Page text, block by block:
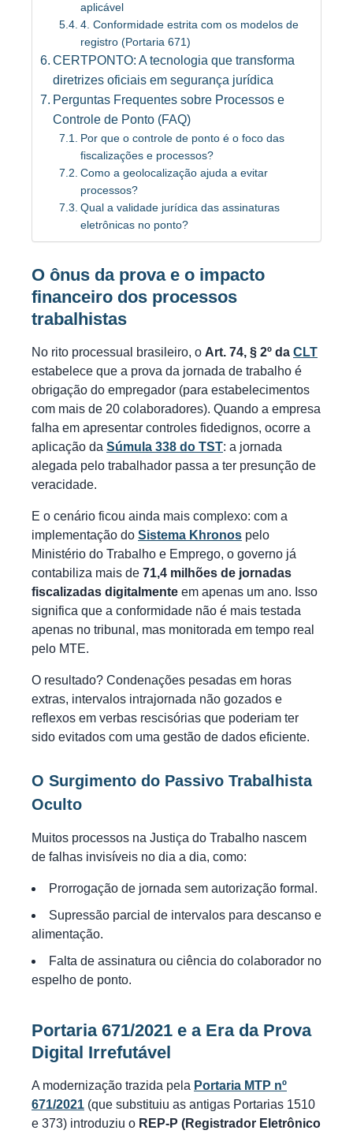
aplicável
4. Conformidade estrita com os modelos de
registro (Portaria 671)
CERTPONTO: A tecnologia que transforma
diretrizes oficiais em segurança jurídica
Perguntas Frequentes sobre Processos e
Controle de Ponto (FAQ)
Por que o controle de ponto é o foco das
fiscalizações e processos?
Como a geolocalização ajuda a evitar
processos?
Qual a validade jurídica das assinaturas
eletrônicas no ponto?
O ônus da prova e o impacto
financeiro dos processos
trabalhistas
No rito processual brasileiro, o Art. 74, § 2º da CLT
estabelece que a prova da jornada de trabalho é
obrigação do empregador (para estabelecimentos
com mais de 20 colaboradores). Quando a empresa
falha em apresentar controles fidedignos, ocorre a
aplicação da Súmula 338 do TST: a jornada
alegada pelo trabalhador passa a ter presunção de
veracidade.
E o cenário ficou ainda mais complexo: com a
implementação do Sistema Khronos pelo
Ministério do Trabalho e Emprego, o governo já
contabiliza mais de 71,4 milhões de jornadas
fiscalizadas digitalmente em apenas um ano. Isso
significa que a conformidade não é mais testada
apenas no tribunal, mas monitorada em tempo real
pelo MTE.
O resultado? Condenações pesadas em horas
extras, intervalos intrajornada não gozados e
reflexos em verbas rescisórias que poderiam ter
sido evitados com uma gestão de dados eficiente.
O Surgimento do Passivo Trabalhista
Oculto
Muitos processos na Justiça do Trabalho nascem
de falhas invisíveis no dia a dia, como:
Prorrogação de jornada sem autorização formal.
Supressão parcial de intervalos para descanso e
alimentação.
Falta de assinatura ou ciência do colaborador no
espelho de ponto.
Portaria 671/2021 e a Era da Prova
Digital Irrefutável
A modernização trazida pela Portaria MTP nº
671/2021 (que substituiu as antigas Portarias 1510
e 373) introduziu o REP-P (Registrador Eletrônico